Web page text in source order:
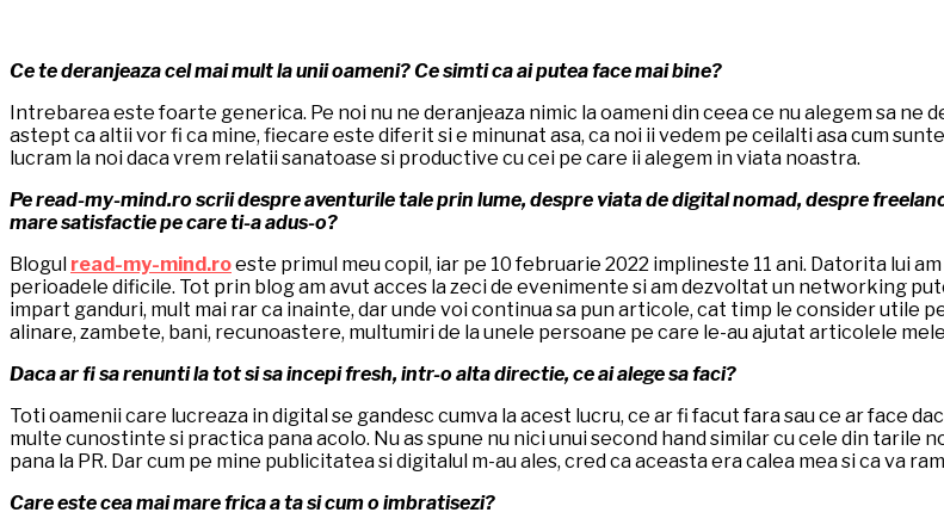
Ce te deranjeaza cel mai mult la unii oameni? Ce simti ca ai putea face mai bine?
Intrebarea este foarte generica. Pe noi nu ne deranjeaza nimic la oameni din ceea ce nu alegem sa ne
astept ca altii vor fi ca mine, fiecare este diferit si e minunat asa, ca noi ii vedem pe ceilalti asa cum
lucram la noi daca vrem relatii sanatoase si productive cu cei pe care ii alegem in viata noastra.
Pe read-my-mind.ro scrii despre aventurile tale prin lume, despre viata de digital nomad, despre
mare satisfactie pe care ti-a adus-o?
Blogul read-my-mind.roeste primul meu copil, iar pe 10 februarie 2022 implineste 11 ani. Datorita lui
perioadele dificile. Tot prin blog am avut acces la zeci de evenimente si am dezvoltat un networking
impart ganduri, mult mai rar ca inainte, dar unde voi continua sa pun articole, cat timp le consider
alinare, zambete, bani, recunoastere, multumiri de la unele persoane pe care le-au ajutat articolele
Daca ar fi sa renunti la tot si sa incepi fresh, intr-o alta directie, ce ai alege sa faci?
Toti oamenii care lucreaza in digital se gandesc cumva la acest lucru, ce ar fi facut fara sau ce ar face
multe cunostinte si practica pana acolo. Nu as spune nu nici unui second hand similar cu cele din tarile
pana la PR. Dar cum pe mine publicitatea si digitalul m-au ales, cred ca aceasta era calea mea si ca va
Care este cea mai mare frica a ta si cum o imbratisezi?